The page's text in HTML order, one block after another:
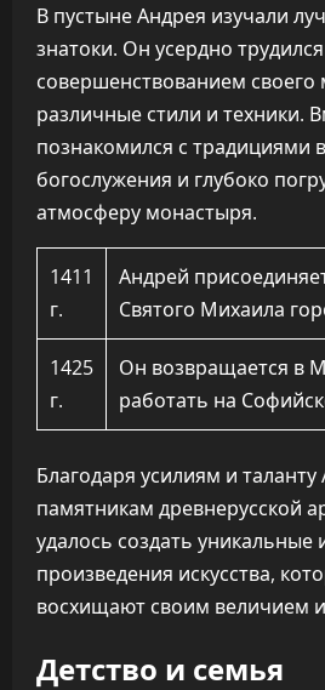
В пустыне Андрея изучали
знатоки. Он усердно
совершенствованием своего
различные стили и техники.
познакомился с традициями
богослужения и глубоко
атмосферу монастыря.
1411
г.
Андрей
Святого Михаила
1425
г.
Он возвращается в
работать на
Благодаря усилиям и
памятникам древнерусской
удалось создать уникальные
произведения искусства,
восхищают своим величием
Детство и семья